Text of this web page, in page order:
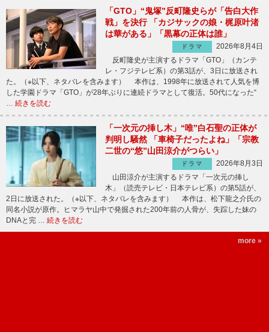
「GTO」“鬼塚”反町隆史らが「告白大作
戦」を決行 「カジサックの娘・梶原叶渚
は華がある」「黒幕の正体は誰」
ドラマ
2026年8月4日
反町隆史が主演するドラマ「GTO」（カンテ
レ・フジテレビ系）の第3話が、3日に放送され
た。（※以下、ネタバレを含みます） 本作は、1998年に放送されて人気を博
した学園ドラマ「GTO」が28年ぶりに連続ドラマとして復活。50代になった“
続きを読む
「一次元の挿し木」“唯”白石聖の正体が
判明し騒然 「車椅子だったよね」「宗教
二世の“悠”山田涼介がつらい」
ドラマ
2026年8月3日
山田涼介が主演するドラマ「一次元の挿し
木」（読売テレビ・日本テレビ系）の第5話が、
2日に放送された。（※以下、ネタバレを含みます） 本作は、松下龍之介氏の
同名小説が原作。ヒマラヤ山中で発掘された200年前の人骨が、失踪した妹の
DNAと完 … 続きを読む
more »